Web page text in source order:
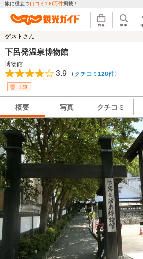
旅に役立つ口コミ100万件掲載！
ゲスト さん
下呂発温泉博物館
博物館
3.9 （ クチコミ128件）
王道
概要 写真 クチコミ